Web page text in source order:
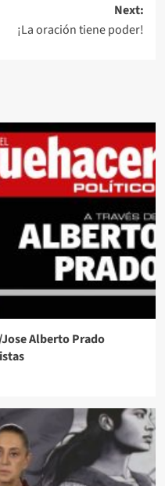
Next:
¡La oración tiene poder!
Alberto Prado